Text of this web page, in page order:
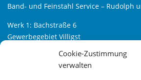
Cookie-Zustimmung
verwalten
Band- und Feinstahl Service – Rudolph
Werk 1: Bachstraße 6
Gewerbegebiet Villigst
Werk 2: Alfred-Klanke-Str. 6